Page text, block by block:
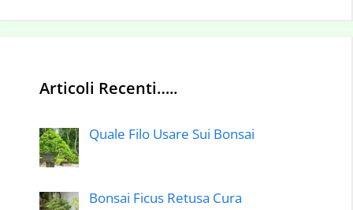
Articoli Recenti…..
Quale Filo Usare Sui Bonsai
Bonsai Ficus Retusa Cura